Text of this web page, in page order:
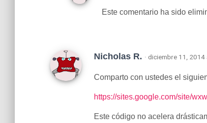
Este comentario ha sido
Nicholas R. · diciembre 11, 2014
Comparto con ustedes el
https://sites.google.com/site/
Este código no acelera